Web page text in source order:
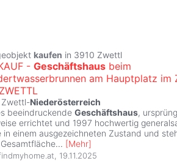
kaufen in 3910 Zwettl
- Geschäftshaus beim
am Hauptplatz im
Zwettl-Niederösterreich
beeindruckende Geschäftshaus,
errichtet und 1997 hochwertig
in einem ausgezeichneten Zustand und
... [Mehr]
19.11.2025